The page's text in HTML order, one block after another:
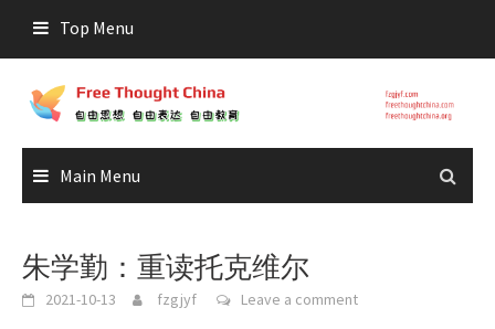
content
Top Menu
Main Menu
朱学勤：重读托克维尔
2021-10-13 fzgjyf Leave a comment